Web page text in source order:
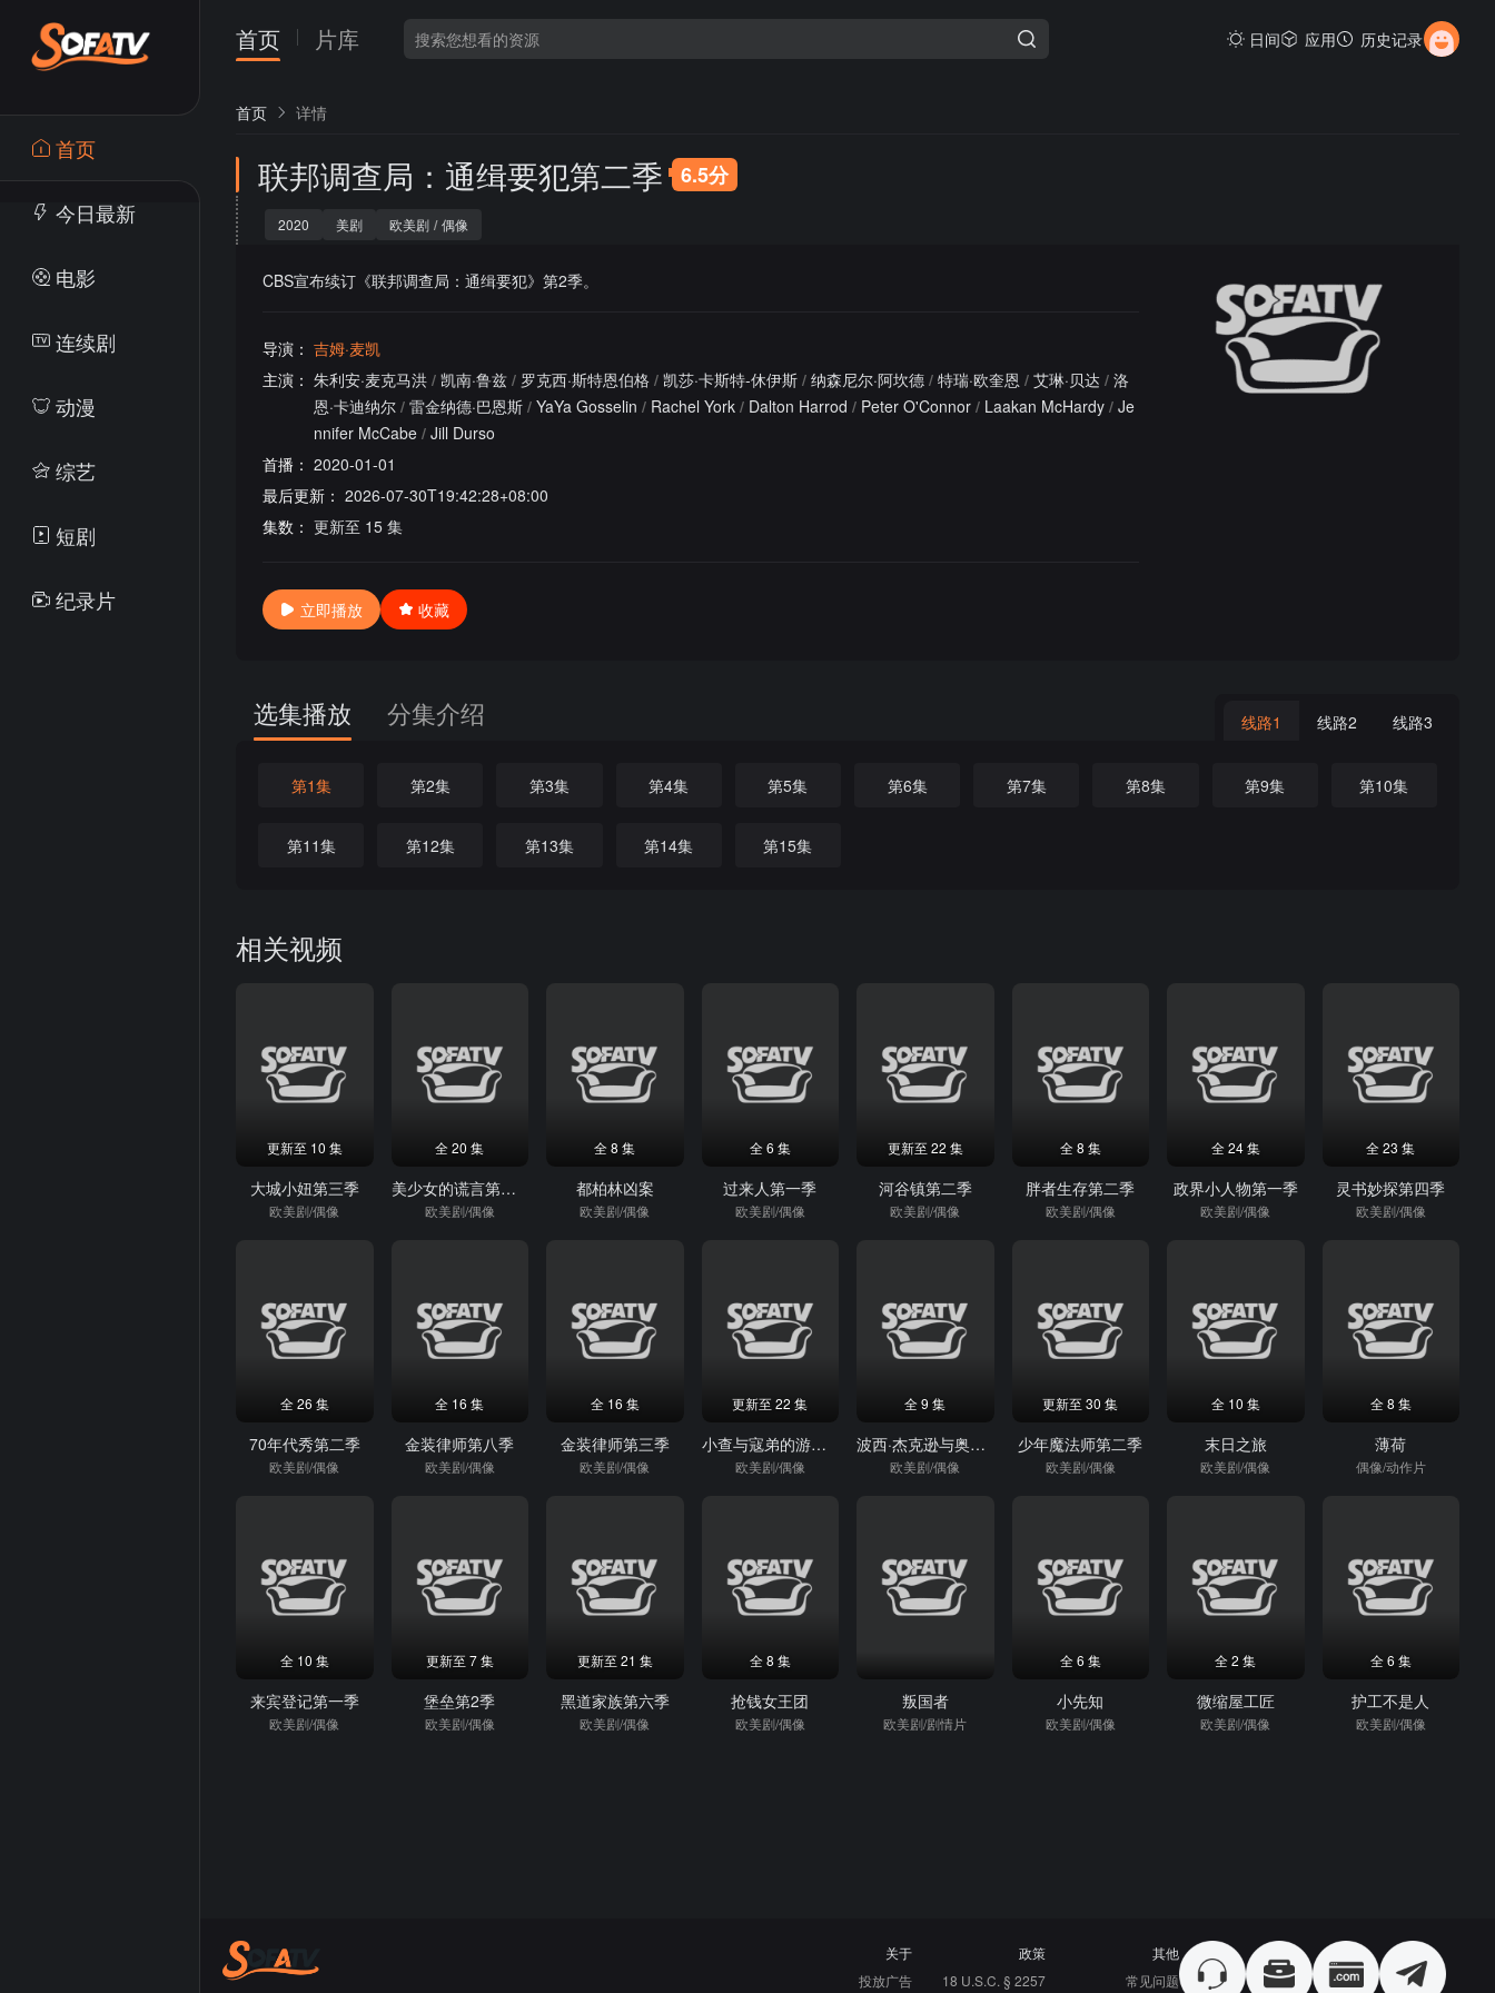
首页
今日最新
电影
连续剧
动漫
综艺
短剧
纪录片
首页 片库 日间 应用 历史记录
首页 详情
联邦调查局：通缉要犯第二季 6.5分
2020 美剧 欧美剧 / 偶像
CBS宣布续订《联邦调查局：通缉要犯》第2季。
导演： 吉姆·麦凯
主演： 朱利安·麦克马洪 / 凯南·鲁兹 / 罗克西·斯特恩伯格 / 凯莎·卡斯特-休伊斯 / 纳森尼尔·阿坎德 / 特瑞·欧奎恩 / 艾琳·贝达 / 洛
恩·卡迪纳尔 / 雷金纳德·巴恩斯 / YaYa Gosselin / Rachel York / Dalton Harrod / Peter O'Connor / Laakan McHardy / Je
nnifer McCabe / Jill Durso
首播： 2020-01-01
最后更新： 2026-07-30T19:42:28+08:00
集数： 更新至 15 集
立即播放 收藏
选集播放 分集介绍 线路1 线路2 线路3
第1集 第2集 第3集 第4集 第5集 第6集 第7集 第8集 第9集 第10集
第11集 第12集 第13集 第14集 第15集
相关视频
更新至 10 集
大城小妞第三季
欧美剧/偶像
全 20 集
美少女的谎言第六季
欧美剧/偶像
全 8 集
都柏林凶案
欧美剧/偶像
全 6 集
过来人第一季
欧美剧/偶像
更新至 22 集
河谷镇第二季
欧美剧/偶像
全 8 集
胖者生存第二季
欧美剧/偶像
全 24 集
政界小人物第一季
欧美剧/偶像
全 23 集
灵书妙探第四季
欧美剧/偶像
全 26 集
70年代秀第二季
欧美剧/偶像
全 16 集
金装律师第八季
欧美剧/偶像
全 16 集
金装律师第三季
欧美剧/偶像
更新至 22 集
小查与寇弟的游轮生活第三季
欧美剧/偶像
全 9 集
波西·杰克逊与奥林匹亚众神
欧美剧/偶像
更新至 30 集
少年魔法师第二季
欧美剧/偶像
全 10 集
末日之旅
欧美剧/偶像
全 8 集
薄荷
偶像/动作片
全 10 集
来宾登记第一季
欧美剧/偶像
更新至 7 集
堡垒第2季
欧美剧/偶像
更新至 21 集
黑道家族第六季
欧美剧/偶像
全 8 集
抢钱女王团
欧美剧/偶像
叛国者
欧美剧/剧情片
全 6 集
小先知
欧美剧/偶像
全 2 集
微缩屋工匠
欧美剧/偶像
全 6 集
护工不是人
欧美剧/偶像
关于
投放广告
政策
18 U.S.C. § 2257
其他
常见问题